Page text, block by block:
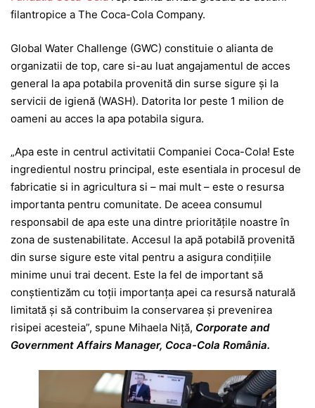
filantropice a The Coca-Cola Company.
Global Water Challenge (GWC) constituie o alianta de
organizatii de top, care si-au luat angajamentul de acces
general la apa potabila provenită din surse sigure și la
servicii de igienă (WASH). Datorita lor peste 1 milion de
oameni au acces la apa potabila sigura.
„Apa este in centrul activitatii Companiei Coca-Cola! Este
ingredientul nostru principal, este esentiala in procesul de
fabricatie si in agricultura si – mai mult – este o resursa
importanta pentru comunitate. De aceea consumul
responsabil de apa este una dintre prioritățile noastre în
zona de sustenabilitate. Accesul la apă potabilă provenită
din surse sigure este vital pentru a asigura condițiile
minime unui trai decent. Este la fel de important să
conștientizăm cu toții importanța apei ca resursă naturală
limitată și să contribuim la conservarea și prevenirea
risipei acesteia”, spune Mihaela Niță, Corporate and
Government Affairs Manager, Coca-Cola România.